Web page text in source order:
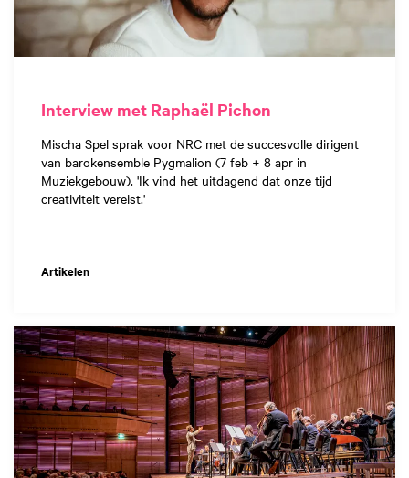
Interview met Raphaël Pichon
Mischa Spel sprak voor NRC met de succesvolle dirigent
van barokensemble Pygmalion (7 feb + 8 apr in
Muziekgebouw). 'Ik vind het uitdagend dat onze tijd
creativiteit vereist.'
Artikelen